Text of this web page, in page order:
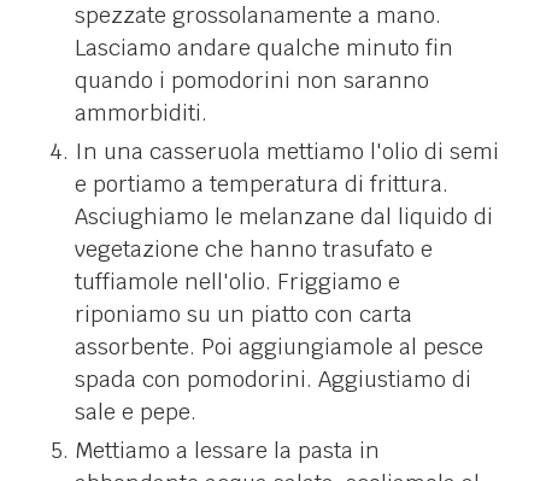
spezzate grossolanamente a mano.
Lasciamo andare qualche minuto fin
quando i pomodorini non saranno
ammorbiditi.
In una casseruola mettiamo l'olio di semi
e portiamo a temperatura di frittura.
Asciughiamo le melanzane dal liquido di
vegetazione che hanno trasufato e
tuffiamole nell'olio. Friggiamo e
riponiamo su un piatto con carta
assorbente. Poi aggiungiamole al pesce
spada con pomodorini. Aggiustiamo di
sale e pepe.
Mettiamo a lessare la pasta in